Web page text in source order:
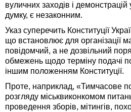
вуличних заходів і
думку, є незаконним.
Указ суперечить Конституції
що встановлює для організації
повідомчий, а не дозвільний
обмежень щодо терміну подачі
іншим положенням Конституції.
Проте, наприклад, «Тимчасове
розгляду міськвиконкомом
проведення зборів, мітингів,